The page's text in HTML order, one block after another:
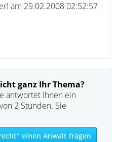
am 29.02.2008 02:52:57
ganz Ihr Thema?
antwortet Ihnen ein
2 Stunden. Sie
einen Anwalt fragen